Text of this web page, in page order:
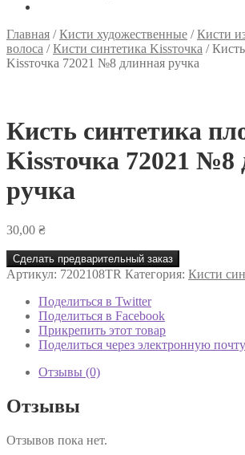
Главная /Кисти художественные /Кисти
волоса /Кисти синтетика Kissточка /
Kissточка 72021 №8 длинная ручка
Кисть синтетика
Kissточка 72021 №8
ручка
30,00 ₴
Сделать предварительный заказ
Артикул: 7202108TR Категория: Кисти
Поделиться в Twitter
Поделиться в Facebook
Прикрепить этот товар
Поделиться через электронную почту
Отзывы (0)
Отзывы
Отзывов пока нет.